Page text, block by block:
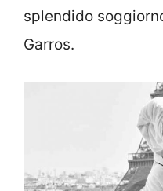
splendido
Garros.